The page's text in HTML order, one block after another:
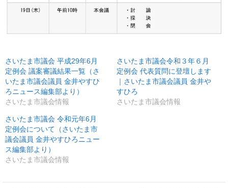
さいたま市議会 平成29年6月
定例会 議案審議結果一覧（さ
いたま市議会議員 金井やすひ
ろニュース編集部より）
さいたま市議会情報
さいたま市議会令和３年６月
定例会 代表質問に登壇します
｜さいたま市議会議員 金井や
すひろ
さいたま市議会情報
さいたま市議会 令和元年6月
定例会について（さいたま市
議会議員 金井やすひろニュー
ス編集部より）
さいたま市議会情報